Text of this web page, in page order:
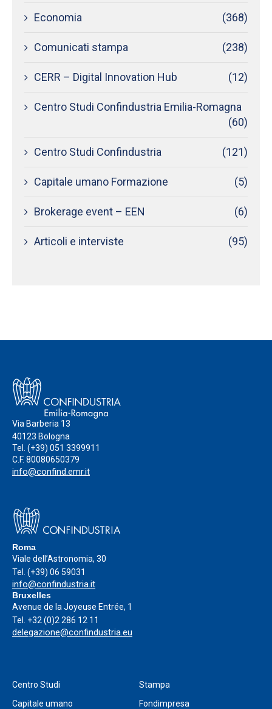
Economia (368)
Comunicati stampa (238)
CERR – Digital Innovation Hub (12)
Centro Studi Confindustria Emilia-Romagna
(60)
Centro Studi Confindustria (121)
Capitale umano Formazione (5)
Brokerage event – EEN (6)
Articoli e interviste (95)
Via Barberia 13
40123 Bologna
Tel. (+39) 051 3399911
C.F. 80080650379
info@confind.emr.it
Roma
Viale dell’Astronomia, 30
Tel. (+39) 06 59031
info@confindustria.it
Bruxelles
Avenue de la Joyeuse Entrée, 1
Tel. +32 (0)2 286 12 11
delegazione@confindustria.eu
Centro Studi
Stampa
Capitale umano
Fondimpresa